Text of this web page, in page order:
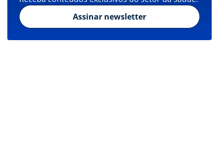
Assinar newsletter